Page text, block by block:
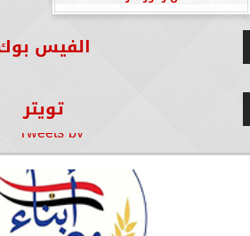
الفيس
تويتر
Tweets by